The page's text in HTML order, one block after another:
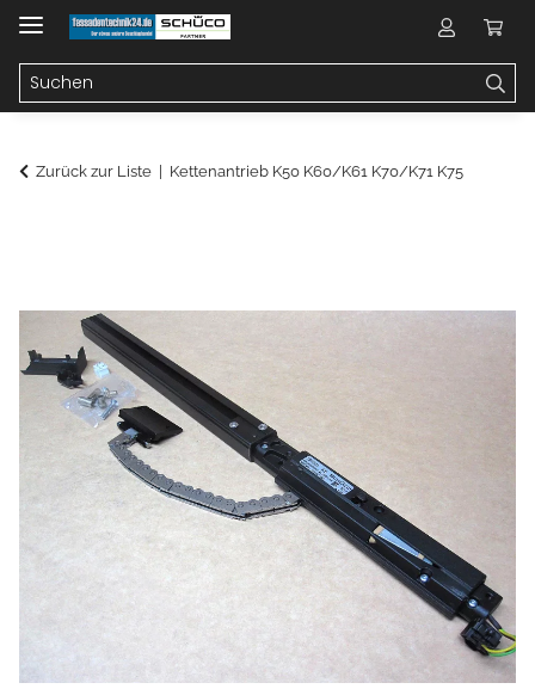
Zurück zur Liste Kettenantrieb K50 K60/K61 K70/K71 K75